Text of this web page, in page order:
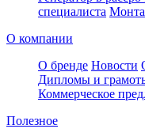
специалиста
О компании
О бренде Новости
Дипломы и
Коммерческое
Полезное